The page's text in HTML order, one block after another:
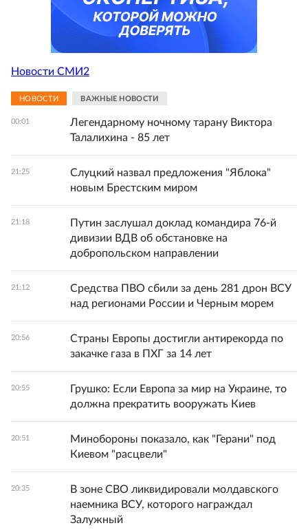
Новости СМИ2
НОВОСТИ ВАЖНЫЕ НОВОСТИ
00:01
Легендарному ночному тарану Виктора
Талалихина - 85 лет
21:25
Слуцкий назвал предложения "Яблока"
новым Брестским миром
21:18
Путин заслушал доклад командира 76-й
дивизии ВДВ об обстановке на
добропольском направлении
21:12
Средства ПВО сбили за день 281 дрон ВСУ
над регионами России и Черным морем
20:56
Страны Европы достигли антирекорда по
закачке газа в ПХГ за 14 лет
20:55
Грушко: Если Европа за мир на Украине, то
должна прекратить вооружать Киев
20:51
Минобороны показало, как "Герани" под
Киевом "расцвели"
20:35
В зоне СВО ликвидировали молдавского
наемника ВСУ, которого награждал
Залужный